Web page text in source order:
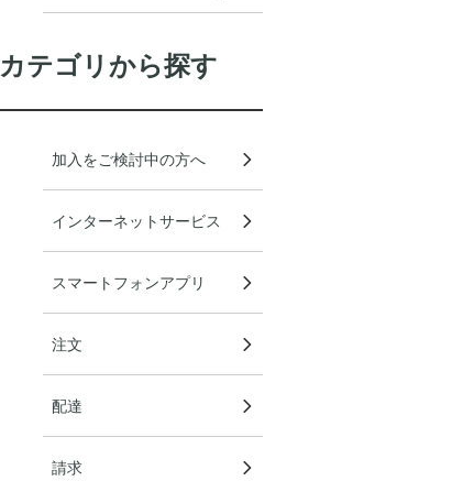
るにはどうすればよ
いですか？
カテゴリから探す
加入をご検討中の方へ
インターネットサービス
スマートフォンアプリ
注文
配達
請求